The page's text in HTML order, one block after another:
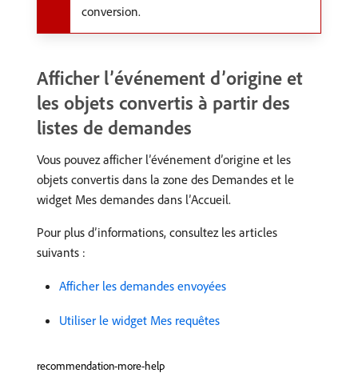
conversion.
Afficher l’événement d’origine et
les objets convertis à partir des
listes de demandes
Vous pouvez afficher l’événement d’origine et les
objets convertis dans la zone des Demandes et le
widget Mes demandes dans l’Accueil.
Pour plus d’informations, consultez les articles
suivants :
Afficher les demandes envoyées
Utiliser le widget Mes requêtes
recommendation-more-help